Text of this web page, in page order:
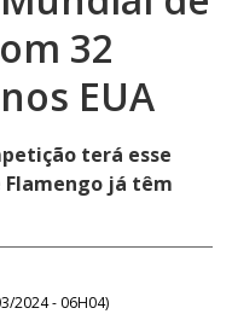
32
EUA
terá esse
Flamengo já têm
2024 - 06H04)